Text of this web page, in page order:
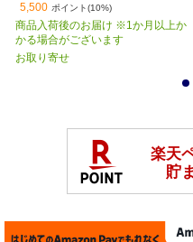
5,500 ポイント(10%)
商品入荷後のお届け ※1か月以上か
かる場合がございます
お取り寄せ